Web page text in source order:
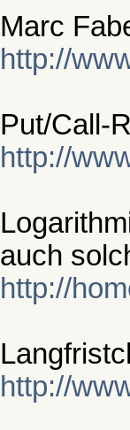
Marc
http://
Put/Call-
http://
auch
http://
http://